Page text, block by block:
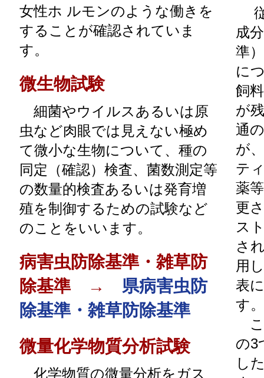
女性ホ ルモンのような働きを
することが確認されていま
す。
微生物試験
細菌やウイルスあるいは原
虫など肉眼では見えない極め
て微小な生物について、種の
同定（確認）検査、菌数測定等
の数量的検査あるいは発育増
殖を制御するための試験など
のことをいいます。
病害虫防除基準・雑草防
除基準 → 県病害虫防
除基準・雑草防除基準
微量化学物質分析試験
化学物質の微量分析をガス
従
成
準
に
飼
が
通
が
テ
薬
更
ス
さ
用
表
す。
こ
の3
し